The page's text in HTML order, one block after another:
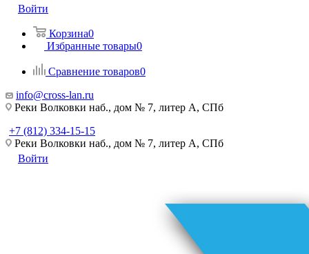
Войти
Корзина0
Избранные товары0
Сравнение товаров0
info@cross-lan.ru
Реки Волковки наб., дом № 7, литер А, СПб
+7 (812) 334-15-15
Реки Волковки наб., дом № 7, литер А, СПб
Войти